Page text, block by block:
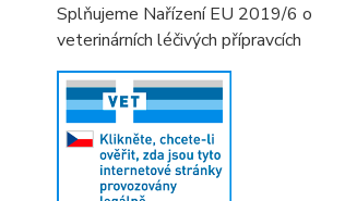
Splňujeme Nařízení EU 2019/6 o
veterinárních léčivých přípravcích